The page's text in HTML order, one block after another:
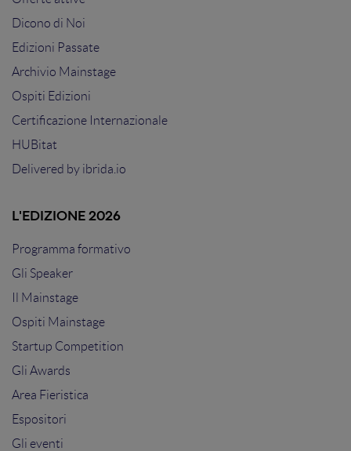
Dicono di Noi
Edizioni Passate
Archivio Mainstage
Ospiti Edizioni
Certificazione Internazionale
HUBitat
Delivered by ibrida.io
L'EDIZIONE 2026
Programma formativo
Gli Speaker
Il Mainstage
Ospiti Mainstage
Startup Competition
Gli Awards
Area Fieristica
Espositori
Gli eventi